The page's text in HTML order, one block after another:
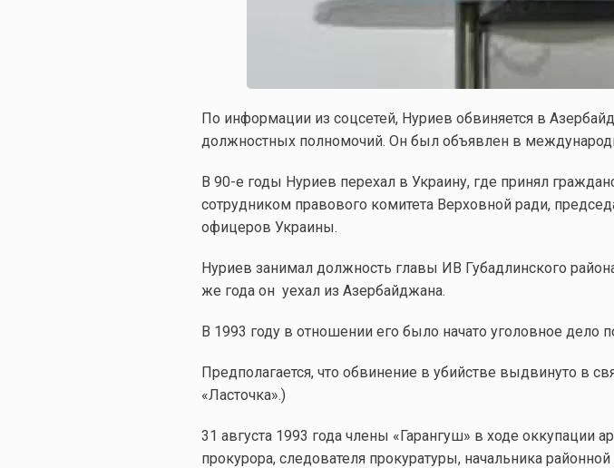
По информации из соцсетей, Нуриев обвиняется в
должностных полномочий. Он был объявлен в
В 90-е годы Нуриев перехал в Украину, где принял
сотрудником правового комитета Верховной ради,
офицеров Украины.
Нуриев занимал должность главы ИВ Губадлинского
же года он уехал из Азербайджана.
В 1993 году в отношении его было начато уголовное
Предполагается, что обвинение в убийстве выдвинуто в
«Ласточка».)
31 августа 1993 года члены «Гарангуш» в ходе оккупации
прокурора, следователя прокуратуры, начальника